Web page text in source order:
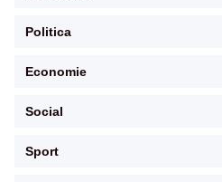
Politica
Economie
Social
Sport